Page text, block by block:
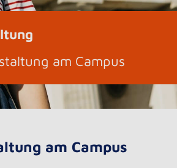
am Campus
am Campus